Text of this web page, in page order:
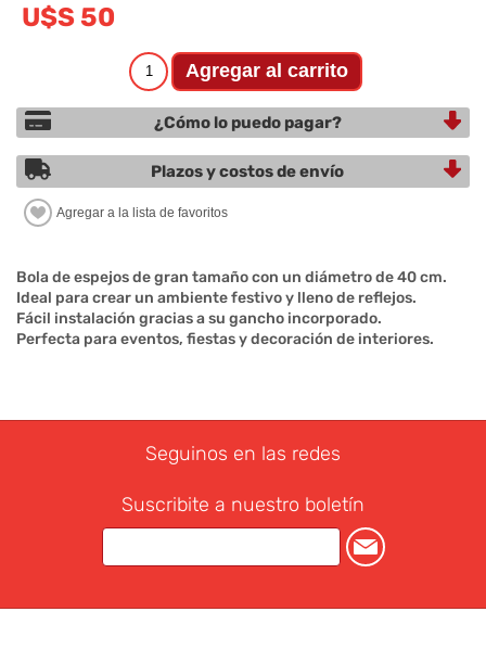
U$S 50
¿Cómo lo puedo pagar?
Plazos y costos de envío
Bola de espejos de gran tamaño con un diámetro de 40 cm.
Ideal para crear un ambiente festivo y lleno de reflejos.
Fácil instalación gracias a su gancho incorporado.
Perfecta para eventos, fiestas y decoración de interiores.
Seguinos en las redes
Suscribite a nuestro boletín